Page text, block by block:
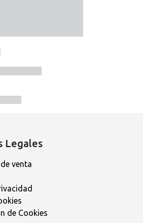
Legales
venta
de Cookies